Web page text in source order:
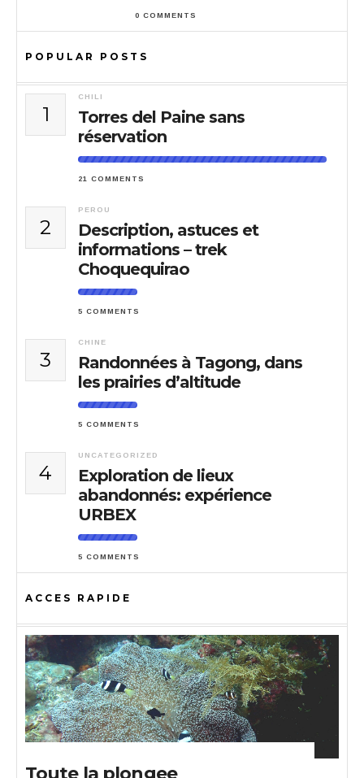
0 COMMENTS
POPULAR POSTS
1
CHILI
Torres del Paine sans
réservation
21 COMMENTS
2
PEROU
Description, astuces et
informations – trek
Choquequirao
5 COMMENTS
3
CHINE
Randonnées à Tagong, dans
les prairies d’altitude
5 COMMENTS
4
UNCATEGORIZED
Exploration de lieux
abandonnés: expérience
URBEX
5 COMMENTS
ACCES RAPIDE
Toute la plongee